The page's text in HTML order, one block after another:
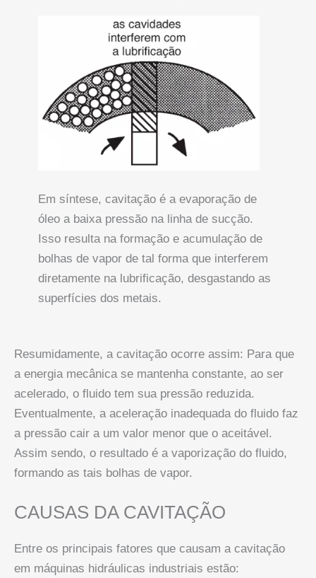
Em síntese, cavitação é a evaporação de
óleo a baixa pressão na linha de sucção.
Isso resulta na formação e acumulação de
bolhas de vapor de tal forma que interferem
diretamente na lubrificação, desgastando as
superfícies dos metais.
Resumidamente, a cavitação ocorre assim: Para que
a energia mecânica se mantenha constante, ao ser
acelerado, o fluido tem sua pressão reduzida.
Eventualmente, a aceleração inadequada do fluido faz
a pressão cair a um valor menor que o aceitável.
Assim sendo, o resultado é a vaporização do fluido,
formando as tais bolhas de vapor.
CAUSAS DA CAVITAÇÃO
Entre os principais fatores que causam a cavitação
em máquinas hidráulicas industriais estão: